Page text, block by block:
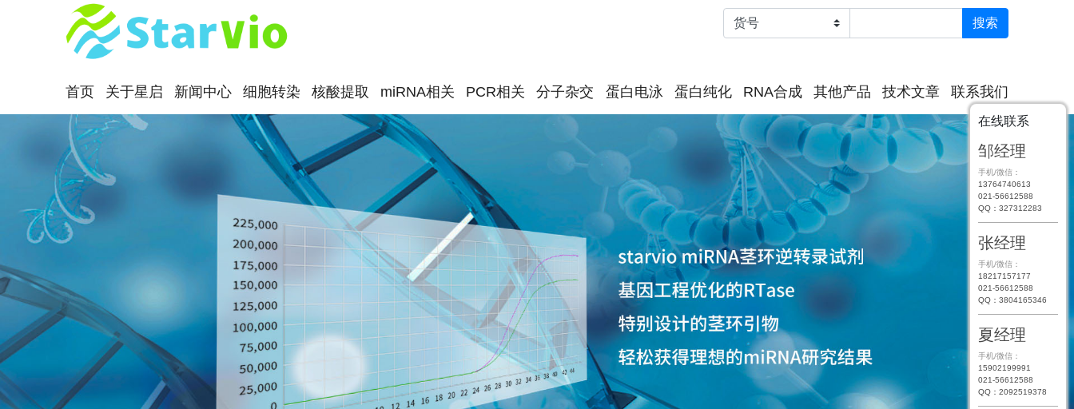
首页 关于星启 新闻中心 细胞转染 核酸提取 miRNA相关 PCR相关 分子杂交 蛋白电泳 蛋白纯化 RNA合成 其他产品 技术文章 联系我们
在线联系
邹经理
手机/微信：
13764740613
021-56612588
QQ：327312283
张经理
手机/微信：
18217157177
021-56612588
QQ：3804165346
夏经理
手机/微信：
15902199991
021-56612588
QQ：2092519378